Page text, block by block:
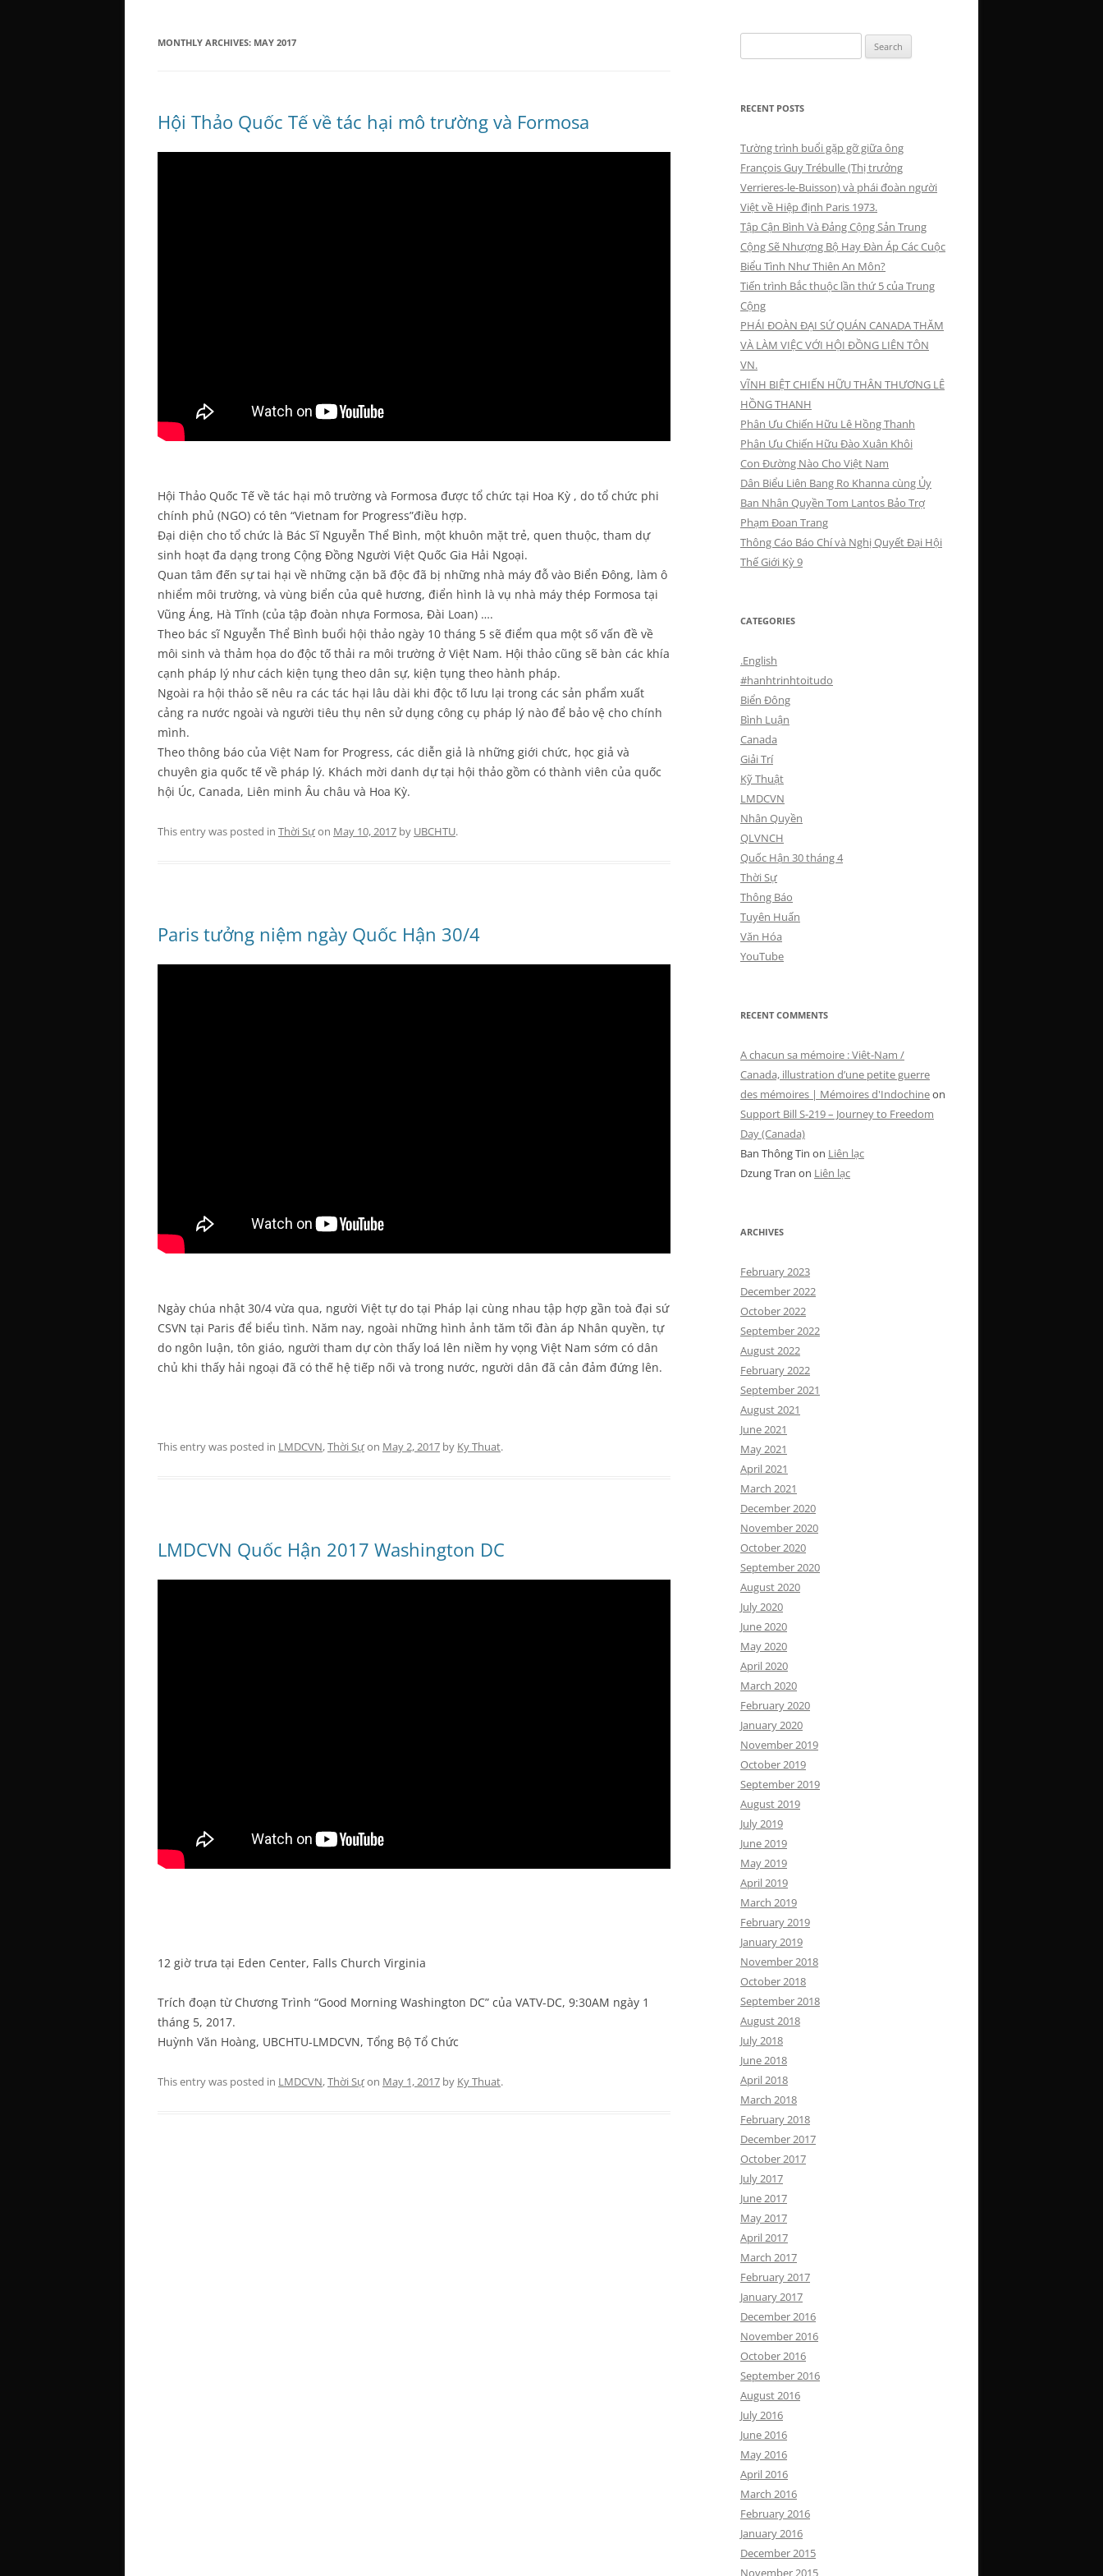
MONTHLY ARCHIVES: MAY 2017
Hội Thảo Quốc Tế về tác hại mô trường và Formosa
Hội Thảo Quốc Tế về tác hại mô trường và Formosa được tổ chức tại Hoa Kỳ , do tổ chức phi
chính phủ (NGO) có tên “Vietnam for Progress”điều hợp.
Đại diện cho tổ chức là Bác Sĩ Nguyễn Thể Bình, một khuôn mặt trẻ, quen thuộc, tham dự
sinh hoạt đa dạng trong Cộng Đồng Người Việt Quốc Gia Hải Ngoại.
Quan tâm đến sự tai hại về những cặn bã độc đã bị những nhà máy đỗ vào Biển Đông, làm ô
nhiểm môi trường, và vùng biển của quê hương, điển hình là vụ nhà máy thép Formosa tại
Vũng Áng, Hà Tĩnh (của tập đoàn nhựa Formosa, Đài Loan) ….
Theo bác sĩ Nguyễn Thể Bình buổi hội thảo ngày 10 tháng 5 sẽ điểm qua một số vấn đề về
môi sinh và thảm họa do độc tố thải ra môi trường ở Việt Nam. Hội thảo cũng sẽ bàn các khía
cạnh pháp lý như cách kiện tụng theo dân sự, kiện tụng theo hành pháp.
Ngoài ra hội thảo sẽ nêu ra các tác hại lâu dài khi độc tố lưu lại trong các sản phẩm xuất
cảng ra nước ngoài và người tiêu thụ nên sử dụng công cụ pháp lý nào để bảo vệ cho chính
mình.
Theo thông báo của Việt Nam for Progress, các diễn giả là những giới chức, học giả và
chuyên gia quốc tế về pháp lý. Khách mời danh dự tại hội thảo gồm có thành viên của quốc
hội Úc, Canada, Liên minh Âu châu và Hoa Kỳ.
This entry was posted in Thời Sựon May 10, 2017 by UBCHTU.
Paris tưởng niệm ngày Quốc Hận 30/4
Ngày chúa nhật 30/4 vừa qua, người Việt tự do tại Pháp lại cùng nhau tập hợp gần toà đại sứ
CSVN tại Paris để biểu tình. Năm nay, ngoài những hình ảnh tăm tối đàn áp Nhân quyền, tự
do ngôn luận, tôn giáo, người tham dự còn thấy loá lên niềm hy vọng Việt Nam sớm có dân
chủ khi thấy hải ngoại đã có thế hệ tiếp nối và trong nước, người dân đã cản đảm đứng lên.
This entry was posted in LMDCVN,Thời Sựon May 2, 2017 by Ky Thuat.
LMDCVN Quốc Hận 2017 Washington DC
12 giờ trưa tại Eden Center, Falls Church Virginia
Trích đoạn từ Chương Trình “Good Morning Washington DC” của VATV-DC, 9:30AM ngày 1
tháng 5, 2017.
Huỳnh Văn Hoàng, UBCHTU-LMDCVN, Tổng Bộ Tổ Chức
This entry was posted in LMDCVN,Thời Sựon May 1, 2017 by Ky Thuat.
for:
RECENT POSTS
Tường trình buổi gặp gỡ giữa ông
François Guy Trébulle (Thị trưởng
Verrieres-le-Buisson) và phái đoàn người
Việt về Hiệp định Paris 1973.
Tập Cận Bình Và Đảng Cộng Sản Trung
Cộng Sẽ Nhượng Bộ Hay Đàn Áp Các Cuộc
Biểu Tình Như Thiên An Môn?
Tiến trình Bắc thuộc lần thứ 5 của Trung
Cộng
PHÁI ĐOÀN ĐẠI SỨ QUÁN CANADA THĂM
VÀ LÀM VIỆC VỚI HỘI ĐỒNG LIÊN TÔN
VN.
VĨNH BIỆT CHIẾN HỮU THÂN THƯƠNG LÊ
HỒNG THANH
Phân Ưu Chiến Hữu Lê Hồng Thanh
Phân Ưu Chiến Hữu Đào Xuân Khôi
Con Đường Nào Cho Việt Nam
Dân Biểu Liên Bang Ro Khanna cùng Ủy
Ban Nhân Quyền Tom Lantos Bảo Trợ
Phạm Đoan Trang
Thông Cáo Báo Chí và Nghị Quyết Đại Hội
Thế Giới Kỳ 9
CATEGORIES
.English
#hanhtrinhtoitudo
Biển Đông
Bình Luận
Canada
Giải Trí
Kỹ Thuật
LMDCVN
Nhân Quyền
QLVNCH
Quốc Hận 30 tháng 4
Thời Sự
Thông Báo
Tuyên Huấn
Văn Hóa
YouTube
RECENT COMMENTS
A chacun sa mémoire : Viêt-Nam /
Canada, illustration d’une petite guerre
des mémoires | Mémoires d'Indochineon
Support Bill S-219 – Journey to Freedom
Day (Canada)
Ban Thông Tin on Liên lạc
Dzung Tran on Liên lạc
ARCHIVES
February 2023
December 2022
October 2022
September 2022
August 2022
February 2022
September 2021
August 2021
June 2021
May 2021
April 2021
March 2021
December 2020
November 2020
October 2020
September 2020
August 2020
July 2020
June 2020
May 2020
April 2020
March 2020
February 2020
January 2020
November 2019
October 2019
September 2019
August 2019
July 2019
June 2019
May 2019
April 2019
March 2019
February 2019
January 2019
November 2018
October 2018
September 2018
August 2018
July 2018
June 2018
April 2018
March 2018
February 2018
December 2017
October 2017
July 2017
June 2017
May 2017
April 2017
March 2017
February 2017
January 2017
December 2016
November 2016
October 2016
September 2016
August 2016
July 2016
June 2016
May 2016
April 2016
March 2016
February 2016
January 2016
December 2015
November 2015